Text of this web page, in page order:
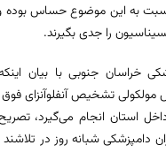
به این موضوع حساس بوده و
را جدی بگیرند.
خراسان جنوبی با بیان
تشخیص آنفلوآنزای فوق
استان انجام می‌گیرد،
دامپزشکی شبانه روز در